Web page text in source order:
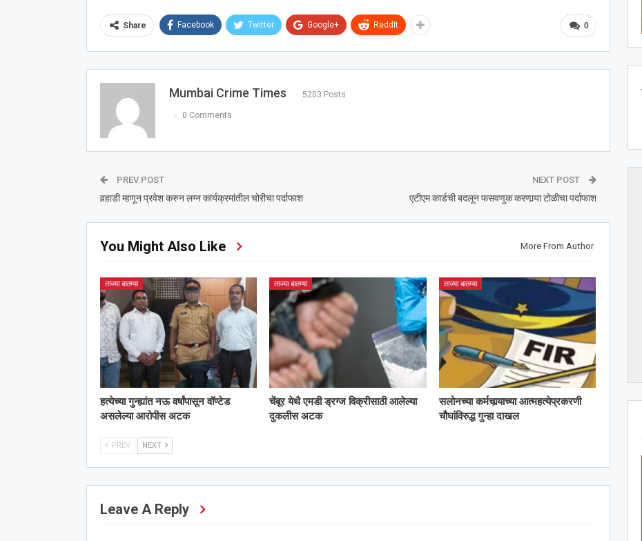
0
Share Facebook Twitter Google+ ReddIt
Mumbai Crime Times 5203 Posts
0 Comments
PREV POST
वर्‍हाडी म्हणून प्रवेश करुन लग्न कार्यक्रमांतील चोरीचा पर्दाफाश
NEXT POST
एटीएम कार्डची बदलून फसवणुक करणार्‍या टोळीचा पर्दाफाश
You Might Also Like More From Author
ताज्या बातम्या
हत्येच्या गुन्ह्यांत नऊ वर्षांपासून वॉण्टेड
असलेल्या आरोपीस अटक
ताज्या बातम्या
चेंबूर येथै एमडी ड्रग्ज विक्रीसाठी आलेल्या
दुकलीस अटक
ताज्या बातम्या
सलोनच्या कर्मचार्‍याच्या आत्महत्येप्रकरणी
चौघांविरुद्ध गुन्हा दाखल
PREV NEXT
Leave A Reply